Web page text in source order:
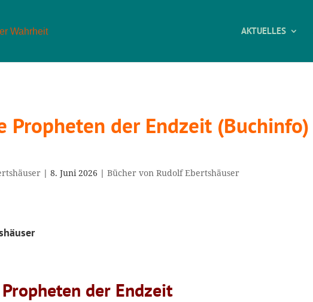
AKTUELLES
Propheten der Endzeit (Buchinfo)
|8. Juni 2026 |Bücher von Rudolf Ebertshäuser
der Endzeit